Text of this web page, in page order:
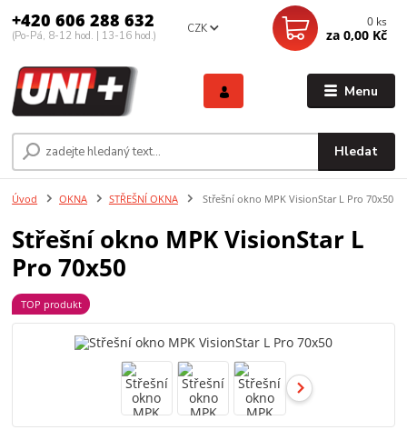
Menu
CZK
Hledat
+420 606 288 632
(Po-Pá, 8-12 hod. | 13-16 hod.)
0 ks
za 0,00 Kč
Úvod OKNA STŘEŠNÍ OKNA Střešní okno MPK VisionStar L Pro 70x50
Střešní okno MPK VisionStar L
Pro 70x50
TOP produkt